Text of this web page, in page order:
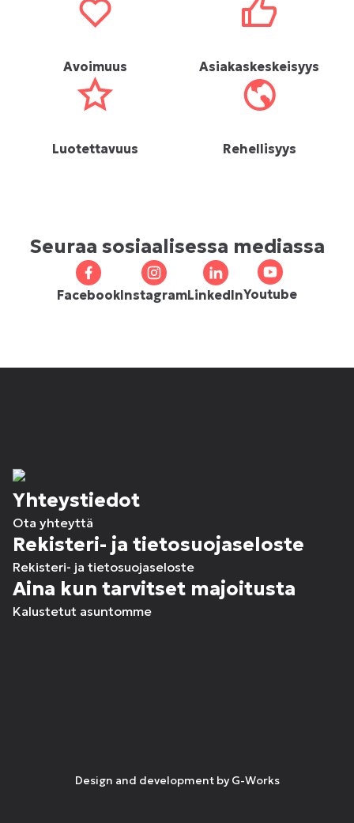
Avoimuus Asiakaskeskeisyys
Luotettavuus Rehellisyys
Seuraa sosiaalisessa mediassa
FacebookInstagramLinkedInYoutube
Yhteystiedot
Ota yhteyttä
Rekisteri- ja tietosuojaseloste
Rekisteri- ja tietosuojaseloste
Aina kun tarvitset majoitusta
Kalustetut asuntomme
Design and development by G-Works